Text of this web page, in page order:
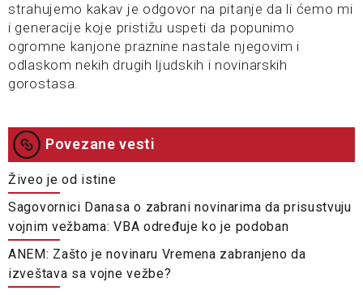
strahujemo kakav je odgovor na pitanje da li ćemo mi
i generacije koje pristižu uspeti da popunimo
ogromne kanjone praznine nastale njegovim i
odlaskom nekih drugih ljudskih i novinarskih
gorostasa.
Povezane vesti
Živeo je od istine
Sagovornici Danasa o zabrani novinarima da prisustvuju
vojnim vežbama: VBA određuje ko je podoban
ANEM: Zašto je novinaru Vremena zabranjeno da
izveštava sa vojne vežbe?